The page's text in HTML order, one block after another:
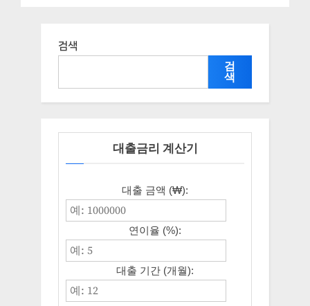
검색
검
색
대출금리 계산기
대출 금액 (₩):
연이율 (%):
대출 기간 (개월):